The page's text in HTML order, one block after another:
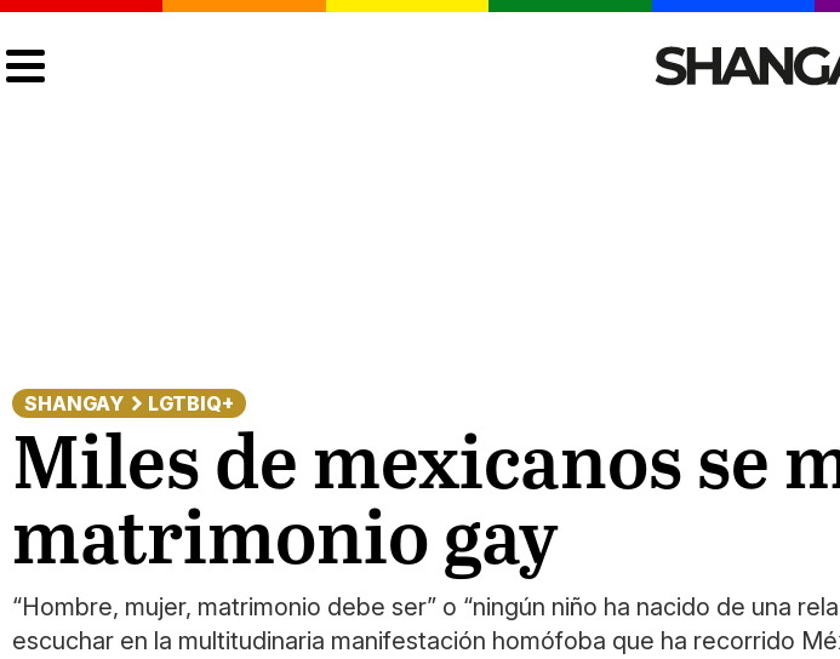
SHANGAY LGTBIQ+
Miles de mexicanos se
matrimonio gay
“Hombre, mujer, matrimonio debe ser” o “ningún niño ha nacido de una
escuchar en la multitudinaria manifestación homófoba que ha recorrido